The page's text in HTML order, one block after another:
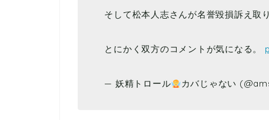
そして松本人志さんが名誉毀損訴え取
とにかく双方のコメントが気になる。
— 妖精トロール カバじゃない